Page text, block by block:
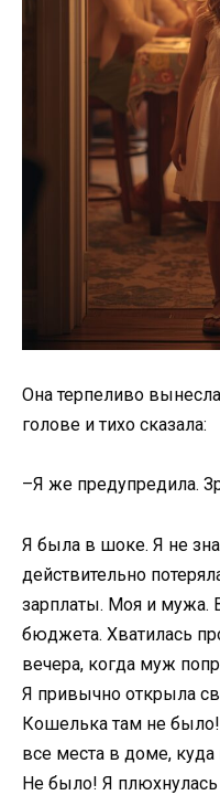
Она терпеливо
голове и тихо сказала:
–Я же предупредила.
Я была в шоке. Я не
действительно
зарплаты. Моя и мужа.
бюджета. Хватилась
вечера, когда муж
Я привычно открыла
Кошелька там не было!
все места в доме,
Не было! Я